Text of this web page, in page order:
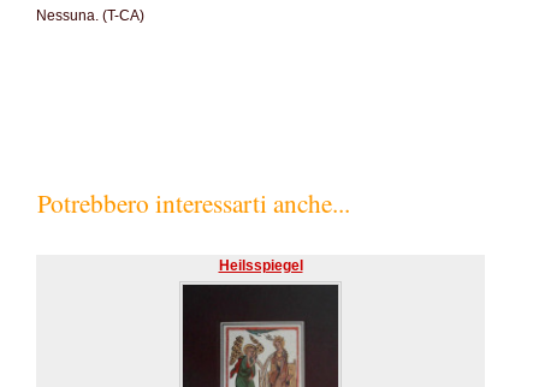
Nessuna. (T-CA)
Potrebbero interessarti anche...
Heilsspiegel